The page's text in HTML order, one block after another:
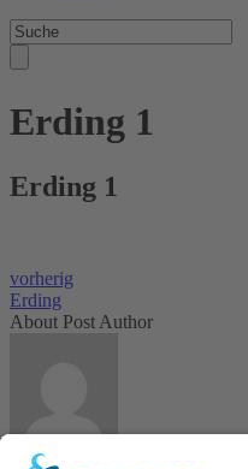
Erding 1
Erding 1
vorherig
Erding
About Post Author
Max